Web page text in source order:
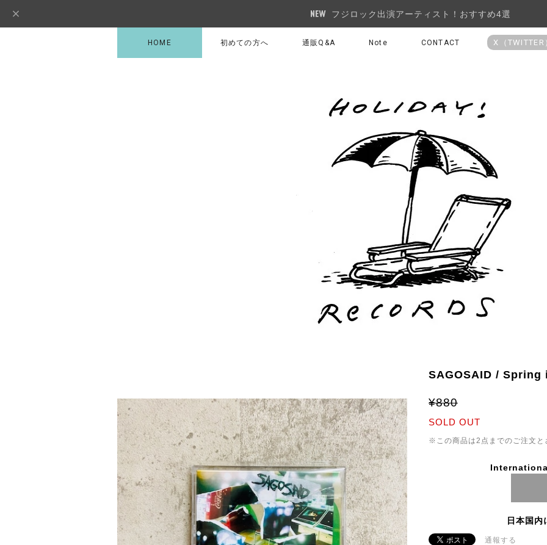
フジロック出演アーティスト！おすすめ4選
HOME 初めての方へ 通販Q&A Note CONTACT X（TWITTER
SAGOSAID / Spring
¥880
SOLD OUT
※この商品は2点までのご注文と
日本国内
通報する